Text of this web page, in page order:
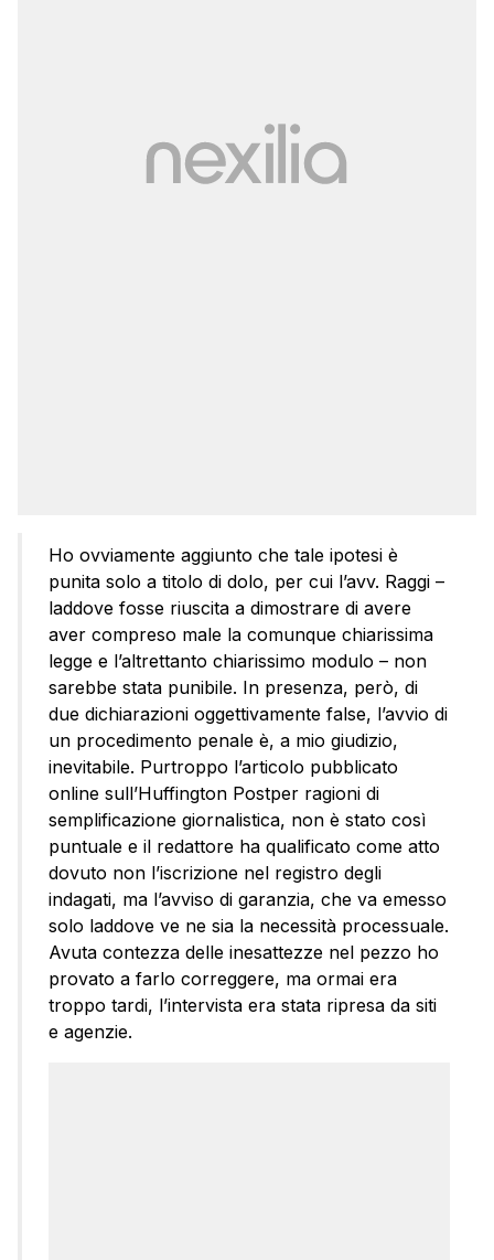
Ho ovviamente aggiunto che tale ipotesi è
punita solo a titolo di dolo, per cui l’avv. Raggi –
laddove fosse riuscita a dimostrare di avere
aver compreso male la comunque chiarissima
legge e l’altrettanto chiarissimo modulo – non
sarebbe stata punibile. In presenza, però, di
due dichiarazioni oggettivamente false, l’avvio di
un procedimento penale è, a mio giudizio,
inevitabile. Purtroppo l’articolo pubblicato
online sull’Huffington Postper ragioni di
semplificazione giornalistica, non è stato così
puntuale e il redattore ha qualificato come atto
dovuto non l’iscrizione nel registro degli
indagati, ma l’avviso di garanzia, che va emesso
solo laddove ve ne sia la necessità processuale.
Avuta contezza delle inesattezze nel pezzo ho
provato a farlo correggere, ma ormai era
troppo tardi, l’intervista era stata ripresa da siti
e agenzie.